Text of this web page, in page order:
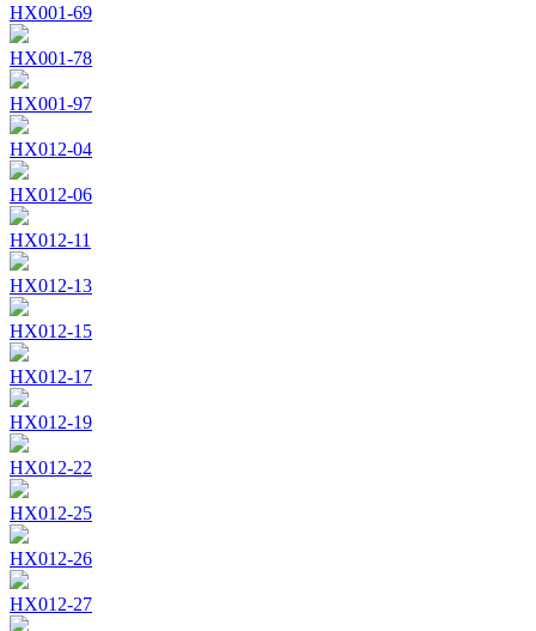
HX001-69
HX001-78
HX001-97
HX012-04
HX012-06
HX012-11
HX012-13
HX012-15
HX012-17
HX012-19
HX012-22
HX012-25
HX012-26
HX012-27